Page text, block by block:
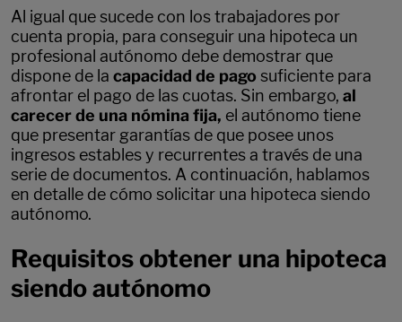
Al igual que sucede con los trabajadores por
cuenta propia, para conseguir una hipoteca un
profesional autónomo debe demostrar que
dispone de la capacidad de pago suficiente para
afrontar el pago de las cuotas. Sin embargo, al
carecer de una nómina fija, el autónomo tiene
que presentar garantías de que posee unos
ingresos estables y recurrentes a través de una
serie de documentos. A continuación, hablamos
en detalle de cómo solicitar una hipoteca siendo
autónomo.
Requisitos obtener una hipoteca
siendo autónomo